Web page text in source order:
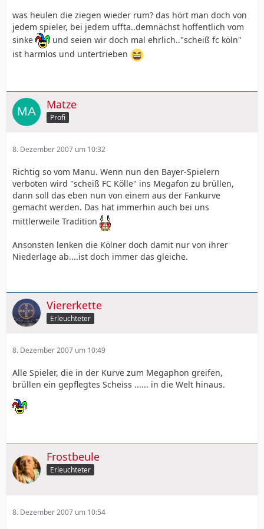
was heulen die ziegen wieder rum? das hört man doch von
jedem spieler, bei jedem uffta..demnächst hoffentlich vom
sinke
und seien wir doch mal ehrlich.."scheiß fc köln"
ist harmlos und untertrieben
Matze
Profi
8. Dezember 2007 um 10:32
Richtig so vom Manu. Wenn nun den Bayer-Spielern
verboten wird "scheiß FC Kölle" ins Megafon zu brüllen,
dann soll das eben nun von einem aus der Fankurve
gemacht werden. Das hat immerhin auch bei uns
mittlerweile Tradition
Ansonsten lenken die Kölner doch damit nur von ihrer
Niederlage ab....ist doch immer das gleiche.
Viererkette
Erleuchteter
8. Dezember 2007 um 10:49
Alle Spieler, die in der Kurve zum Megaphon greifen,
brüllen ein gepflegtes Scheiss ...... in die Welt hinaus.
Frostbeule
Erleuchteter
8. Dezember 2007 um 10:54